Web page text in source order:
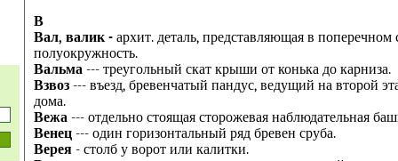
В
Вал, валик - архит. деталь, представляющая в поперечном
полуокружность.
Вальма--- треугольный скат крыши от конька до карниза.
Взвоз--- въезд, бревенчатый пандус, ведущий на второй
дома.
Вежа--- отдельно стоящая сторожевая наблюдательная
Венец--- один горизонтальный ряд бревен сруба.
Верея- столб у ворот или калитки.